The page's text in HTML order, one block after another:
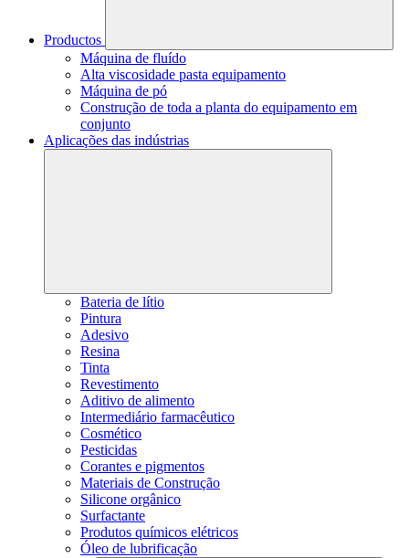
Productos
Máquina de fluído
Alta viscosidade pasta equipamento
Máquina de pó
Construção de toda a planta do equipamento em
conjunto
Aplicações das indústrias
Bateria de lítio
Pintura
Adesivo
Resina
Tinta
Revestimento
Aditivo de alimento
Intermediário farmacêutico
Cosmético
Pesticidas
Corantes e pigmentos
Materiais de Construção
Silicone orgânico
Surfactante
Produtos químicos elétricos
Óleo de lubrificação